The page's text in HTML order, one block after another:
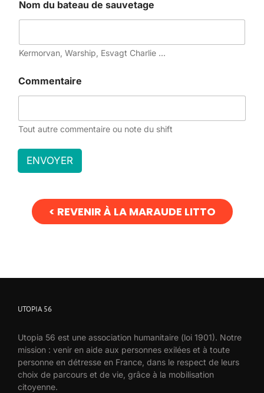
Nom du bateau de sauvetage
Kermorvan, Warship, Esvagt Charlie ...
Commentaire
Tout autre commentaire ou note du shift
ENVOYER
< REVENIR À LA MARAUDE LITTO
UTOPIA 56
Utopia 56 est une association humanitaire (loi 1901). Notre
mission : venir en aide aux personnes exilées et à toute
personne en détresse en France, dans le respect de leurs
choix de parcours et de vie, grâce à la mobilisation
citoyenne.